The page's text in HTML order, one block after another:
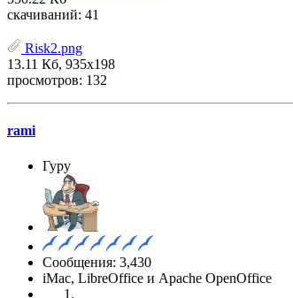
скачиваний: 41
Risk2.png
13.11 Кб, 935x198
просмотров: 132
rami
Гуру
Сообщения: 3,430
iMac, LibreOffice и Apache OpenOffice